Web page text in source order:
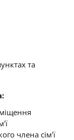
та
члена сім'ї